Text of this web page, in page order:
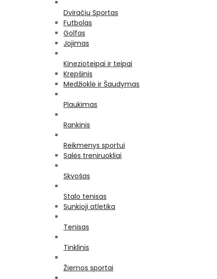
Dviračių Sportas
Futbolas
Golfas
Jojimas
Kinezioteipai ir teipai
Krepšinis
Medžioklė ir Šaudymas
Plaukimas
Rankinis
Reikmenys sportui
Salės treniruokliai
Skvošas
Stalo tenisas
Sunkioji atletika
Tenisas
Tinklinis
Žiemos sportai